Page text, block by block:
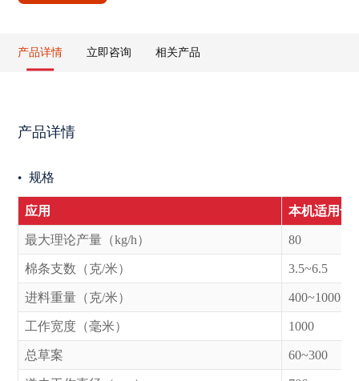
产品详情 立即咨询 相关产品
产品详情
规格
应用 本机适用于
最大理论产量（kg/h） 80
棉条支数（克/米） 3.5~6.5
进料重量（克/米） 400~1000
工作宽度（毫米） 1000
总草案 60~300